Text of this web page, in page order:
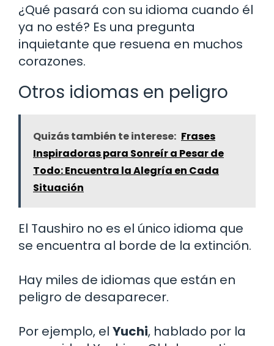
¿Qué pasará con su idioma cuando él
ya no esté? Es una pregunta
inquietante que resuena en muchos
corazones.
Otros idiomas en peligro
Quizás también te interese: Frases
Inspiradoras para Sonreír a Pesar de
Todo: Encuentra la Alegría en Cada
Situación
El Taushiro no es el único idioma que
se encuentra al borde de la extinción.
Hay miles de idiomas que están en
peligro de desaparecer.
Por ejemplo, el Yuchi, hablado por la